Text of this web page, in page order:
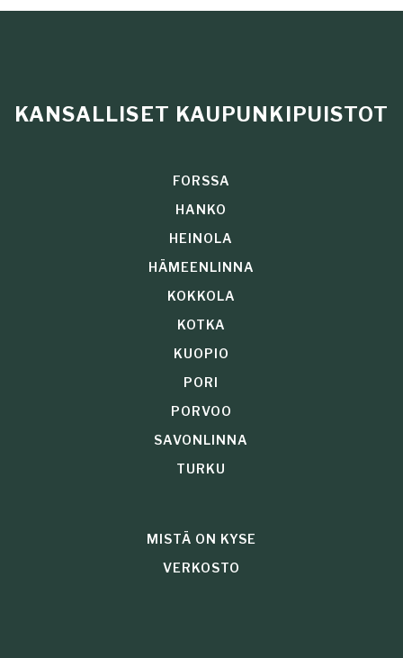
KANSALLISET KAUPUNKIPUISTOT
FORSSA
HANKO
HEINOLA
HÄMEENLINNA
KOKKOLA
KOTKA
KUOPIO
PORI
PORVOO
SAVONLINNA
TURKU
MISTÄ ON KYSE
VERKOSTO